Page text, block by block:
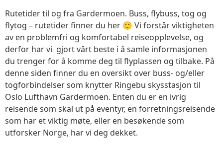
Rutetider til og fra Gardermoen. Buss, flybuss, tog og
flytog – rutetider finner du her 🙂 Vi forstår viktigheten
av en problemfri og komfortabel reiseopplevelse, og
derfor har vi gjort vårt beste i å samle informasjonen
du trenger for å komme deg til flyplassen og tilbake. På
denne siden finner du en oversikt over buss- og/eller
togforbindelser som knytter Ringebu skysstasjon til
Oslo Lufthavn Gardermoen. Enten du er en ivrig
reisende som skal ut på eventyr, en forretningsreisende
som har et viktig møte, eller en besøkende som
utforsker Norge, har vi deg dekket.